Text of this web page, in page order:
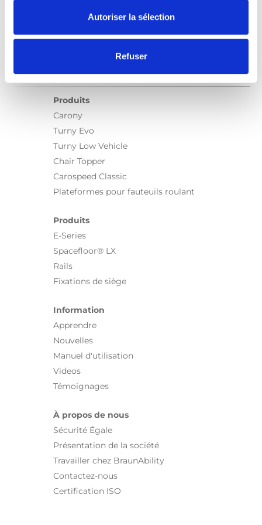
Autoriser la sélection
Refuser
Produits
Carony
Turny Evo
Turny Low Vehicle
Chair Topper
Carospeed Classic
Plateformes pour fauteuils roulant
Produits
E-Series
Spacefloor® LX
Rails
Fixations de siège
Information
Apprendre
Nouvelles
Manuel d'utilisation
Videos
Témoignages
À propos de nous
Sécurité Égale
Présentation de la société
Travailler chez BraunAbility
Contactez-nous
Certification ISO